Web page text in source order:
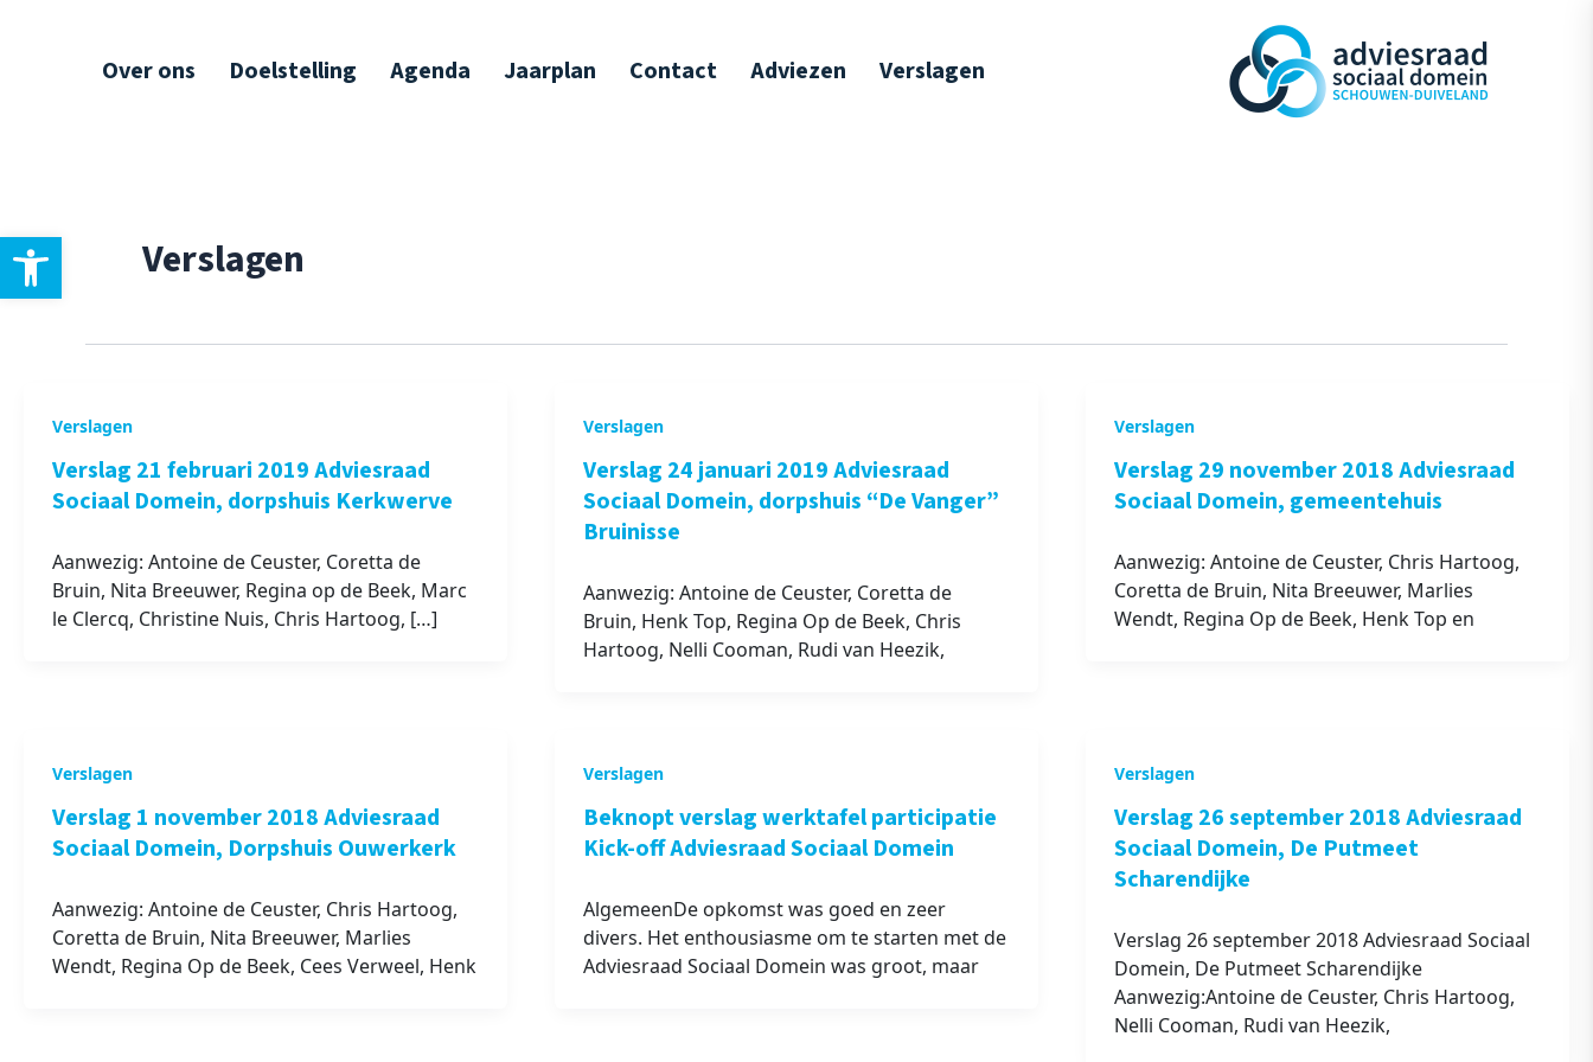
Toolbar openen
Over ons Doelstelling Agenda Jaarplan Contact Adviezen Verslagen
Verslagen
Verslagen
Verslag 21 februari 2019 Adviesraad
Sociaal Domein, dorpshuis Kerkwerve
Aanwezig: Antoine de Ceuster, Coretta de
Bruin, Nita Breeuwer, Regina op de Beek, Marc
le Clercq, Christine Nuis, Chris Hartoog, […]
Verslagen
Verslag 24 januari 2019 Adviesraad
Sociaal Domein, dorpshuis “De Vanger”
Bruinisse
Aanwezig: Antoine de Ceuster, Coretta de
Bruin, Henk Top, Regina Op de Beek, Chris
Hartoog, Nelli Cooman, Rudi van Heezik,
Verslagen
Verslag 29 november 2018 Adviesraad
Sociaal Domein, gemeentehuis
Aanwezig: Antoine de Ceuster, Chris Hartoog,
Coretta de Bruin, Nita Breeuwer, Marlies
Wendt, Regina Op de Beek, Henk Top en
Verslagen
Verslag 1 november 2018 Adviesraad
Sociaal Domein, Dorpshuis Ouwerkerk
Aanwezig: Antoine de Ceuster, Chris Hartoog,
Coretta de Bruin, Nita Breeuwer, Marlies
Wendt, Regina Op de Beek, Cees Verweel, Henk
Verslagen
Beknopt verslag werktafel participatie
Kick-off Adviesraad Sociaal Domein
AlgemeenDe opkomst was goed en zeer
divers. Het enthousiasme om te starten met de
Adviesraad Sociaal Domein was groot, maar
Verslagen
Verslag 26 september 2018 Adviesraad
Sociaal Domein, De Putmeet
Scharendijke
Verslag 26 september 2018 Adviesraad Sociaal
Domein, De Putmeet Scharendijke
Aanwezig:Antoine de Ceuster, Chris Hartoog,
Nelli Cooman, Rudi van Heezik,